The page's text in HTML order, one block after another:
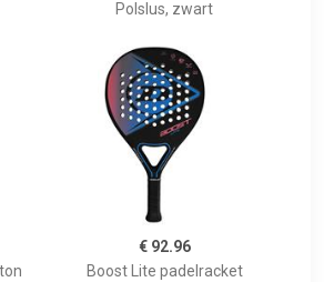
Polslus, zwart
€ 92.96
Boost Lite padelracket